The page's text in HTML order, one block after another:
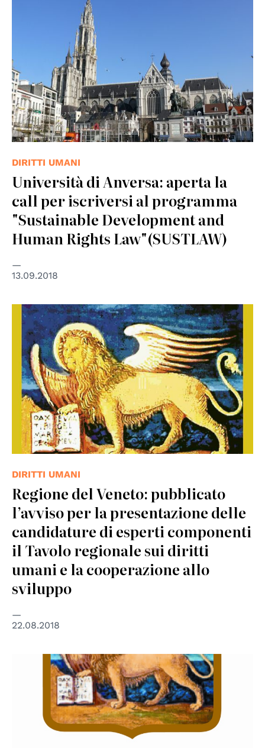
DIRITTI UMANI
Università di Anversa: aperta la
call per iscriversi al programma
"Sustainable Development and
Human Rights Law"(SUSTLAW)
13.09.2018
© Regione del Veneto
DIRITTI UMANI
Regione del Veneto: pubblicato
l’avviso per la presentazione delle
candidature di esperti componenti
il Tavolo regionale sui diritti
umani e la cooperazione allo
sviluppo
22.08.2018
© Regione del Veneto